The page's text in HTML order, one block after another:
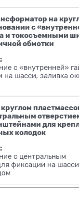
на
с
и токосъемными
обмотки
с «внутренней»
на шасси, заливка
для
колодок
с центральным
фиксации на